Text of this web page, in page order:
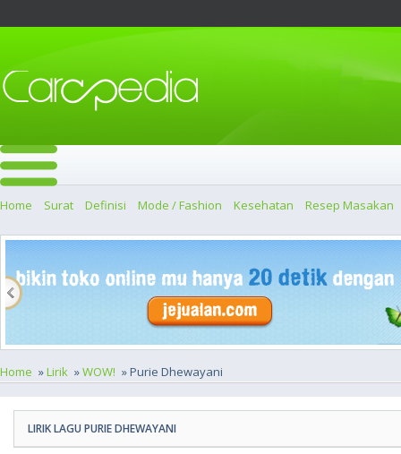
Home Surat Definisi Mode / Fashion Kesehatan Resep Masakan
Home »Lirik »WOW! » Purie Dhewayani
LIRIK LAGU PURIE DHEWAYANI